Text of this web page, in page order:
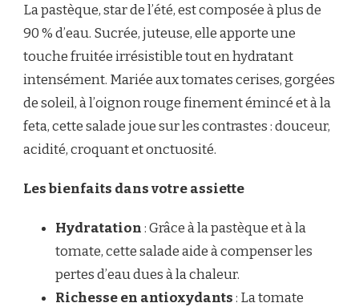
La pastèque, star de l’été, est composée à plus de
90 % d’eau. Sucrée, juteuse, elle apporte une
touche fruitée irrésistible tout en hydratant
intensément. Mariée aux tomates cerises, gorgées
de soleil, à l’oignon rouge finement émincé et à la
feta, cette salade joue sur les contrastes : douceur,
acidité, croquant et onctuosité.
Les bienfaits dans votre assiette
Hydratation: Grâce à la pastèque et à la
tomate, cette salade aide à compenser les
pertes d’eau dues à la chaleur.
Richesse en antioxydants: La tomate